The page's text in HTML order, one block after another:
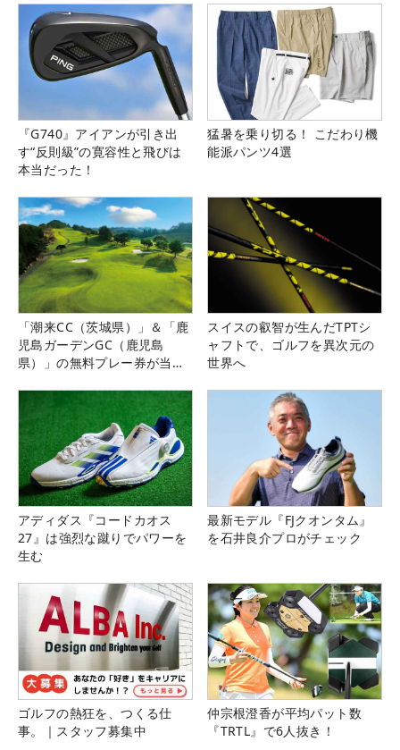
『G740』アイアンが引き出
す“反則級”の寛容性と飛びは
本当だった！
猛暑を乗り切る！ こだわり機
能派パンツ4選
「潮来CC（茨城県）」＆「鹿
児島ガーデンGC（鹿児島
県）」の無料プレー券が当た
スイスの叡智が生んだTPTシ
ャフトで、ゴルフを異次元の
世界へ
アディダス『コードカオス
27』は強烈な蹴りでパワーを
生む
最新モデル『FJクオンタム』
を石井良介プロがチェック
ゴルフの熱狂を、つくる仕
事。｜スタッフ募集中
仲宗根澄香が平均パット数
『TRTL』で6人抜き！